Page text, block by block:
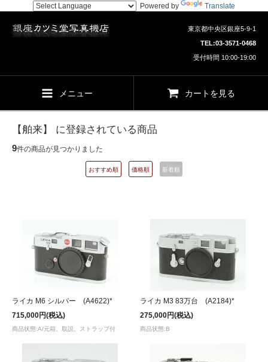
Powered by Translate
東京都中央区銀座5-9-1
TEL:03-3571-0468
受付時間 10:00-19:00
メニュー カートを見る
【舶来】 に登録されている商品
9件の商品が見つかりました
おすすめ順 価格順 新着順
ライカ M6 シルバー (A4622)*
715,000円(税込)
商品状態:A/元箱、取説、ストラップ付
ライカ M3 83万台 (A2184)*
275,000円(税込)
商品状態:B